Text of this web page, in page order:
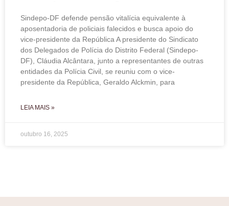
Sindepo-DF defende pensão vitalícia equivalente à
aposentadoria de policiais falecidos e busca apoio do
vice-presidente da República A presidente do Sindicato
dos Delegados de Polícia do Distrito Federal (Sindepo-
DF), Cláudia Alcântara, junto a representantes de outras
entidades da Polícia Civil, se reuniu com o vice-
presidente da República, Geraldo Alckmin, para
LEIA MAIS »
outubro 16, 2025